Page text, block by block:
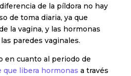
de la píldora no hay
de toma diaria, ya que
la vagina, y las hormonas
paredes vaginales.
en cuanto al periodo de
que libera hormonas a través